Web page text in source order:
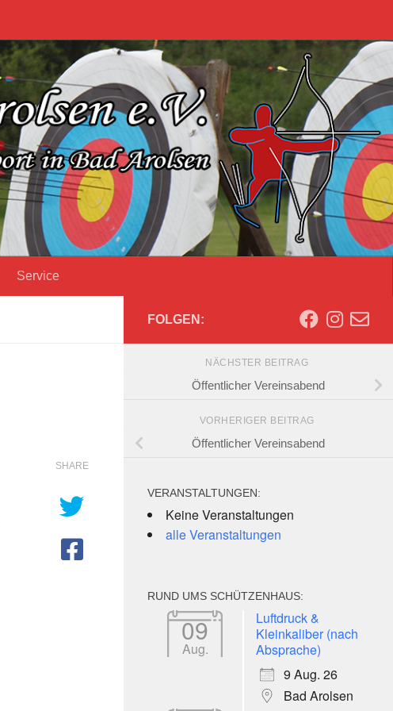
Service
Outlook Live
SHARE
FOLGEN:
NÄCHSTER BEITRAG
Öffentlicher Vereinsabend
VORHERIGER BEITRAG
Öffentlicher Vereinsabend
VERANSTALTUNGEN:
Keine Veranstaltungen
alle Veranstaltungen
RUND UMS SCHÜTZENHAUS:
09
Aug.
Luftdruck &
Kleinkaliber (nach
Absprache)
9 Aug. 26
Bad Arolsen